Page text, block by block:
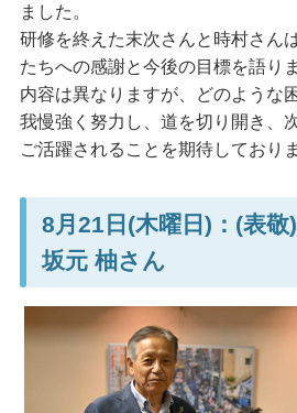
ました。
研修を終えた末次さんと時村さん
たちへの感謝と今後の目標を語り
内容は異なりますが、どのような
我慢強く努力し、道を切り開き、
ご活躍されることを期待しておりま
8月21日(木曜日)：(表敬
坂元 柚さん